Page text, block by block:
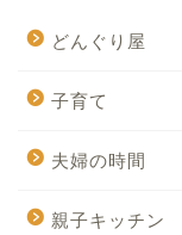
どんぐり屋
子育て
夫婦の時間
親子キッチン